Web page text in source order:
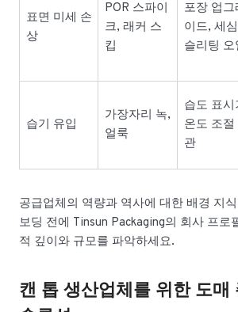
표면 미세 손
상
POR 스파이
크, 래커 스
킵
포장 업그
이드, 세
슬리팅 오
습기 유입
가장자리 녹,
얼룩
습도 표시
온도 조절
관
공급업체의 역량과 역사에 대한 배경 지
보딩 전에 Tinsun Packaging의 회사 프로
적 깊이와 규모를 파악하세요.
캔 톱 생산업체를 위한 도매